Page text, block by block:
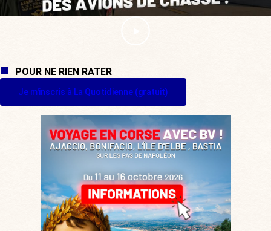
POUR NE RIEN RATER
Je m'inscris à La Quotidienne (gratuit)